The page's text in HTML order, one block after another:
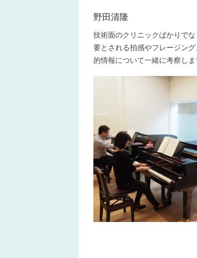
野田清隆
技術面のクリニックばかりで
要とされる拍感やフレージン
的情報について一緒に考察し